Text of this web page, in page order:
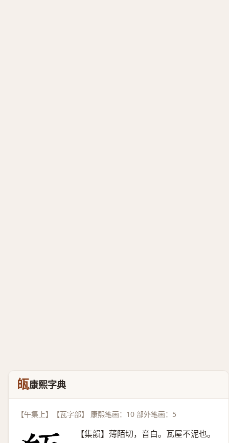
㼟康熙字典
【午集上】【瓦字部】 康熙笔画：10 部外笔画：5
【集韻】薄陌切，音白。瓦屋不泥也。